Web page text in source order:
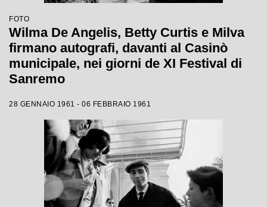
FOTO
Wilma De Angelis, Betty Curtis e Milva
firmano autografi, davanti al Casinò
municipale, nei giorni de XI Festival di
Sanremo
28 GENNAIO 1961 - 06 FEBBRAIO 1961